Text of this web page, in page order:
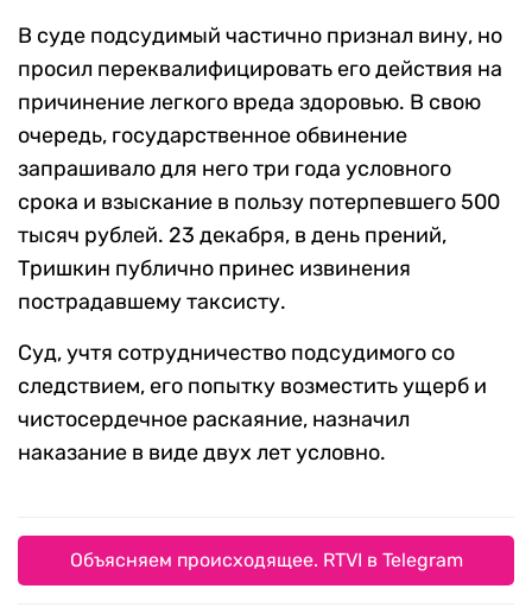
В суде подсудимый частично признал вину, но
просил переквалифицировать его действия на
причинение легкого вреда здоровью. В свою
очередь, государственное обвинение
запрашивало для него три года условного
срока и взыскание в пользу потерпевшего 500
тысяч рублей. 23 декабря, в день прений,
Тришкин публично принес извинения
пострадавшему таксисту.
Суд, учтя сотрудничество подсудимого со
следствием, его попытку возместить ущерб и
чистосердечное раскаяние, назначил
наказание в виде двух лет условно.
Объясняем происходящее. RTVI в Telegram